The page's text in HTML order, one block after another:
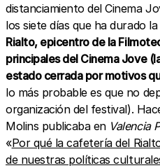
distanciamiento del Cinema
los siete días que ha durado la
Rialto, epicentro de la
principales del Cinema Jove
estado cerrada por motivos
lo más probable es que no
organización del festival).
Molins publicaba en Valencia
«Por qué la cafetería del
de nuestras políticas